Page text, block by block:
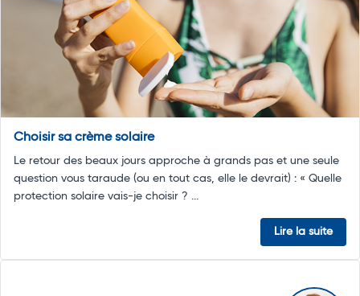
Choisir sa crème solaire
Le retour des beaux jours approche à grands pas et une seule
question vous taraude (ou en tout cas, elle le devrait) : « Quelle
protection solaire vais-je choisir ? ...
Lire la suite